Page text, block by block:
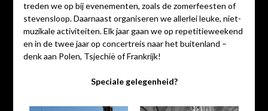
treden we op bij evenementen, zoals de zomerfeesten of
stevensloop. Daarnaast organiseren we allerlei leuke, niet-
muzikale activiteiten. Elk jaar gaan we op repetitieweekend
en in de twee jaar op concertreis naar het buitenland –
denk aan Polen, Tsjechië of Frankrijk!
Speciale gelegenheid?